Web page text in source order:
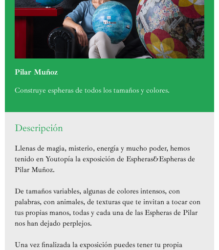
Pilar Muñoz
Construye espheras de todos los tamaños y colores.
Descripción
Llenas de magia, misterio, energía y mucho poder, hemos
tenido en Youtopía la exposición de Espheras&Espheras de
Pilar Muñoz.
De tamaños variables, algunas de colores intensos, con
palabras, con animales, de texturas que te invitan a tocar con
tus propias manos, todas y cada una de las Espheras de Pilar
nos han dejado perplejos.
Una vez finalizada la exposición puedes tener tu propia